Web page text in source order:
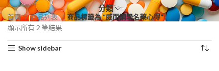
分類
首頁 商品列表
商品標籤為 “威而鋼學名藥心得”
顯示所有 2 筆結果
Show sidebar